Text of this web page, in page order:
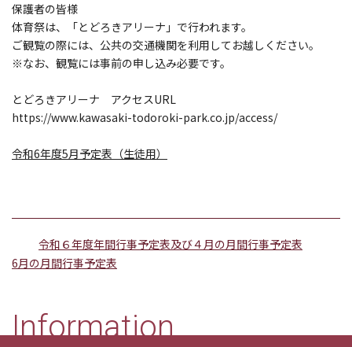
保護者の皆様
体育祭は、「とどろきアリーナ」で行われます。
ご観覧の際には、公共の交通機関を利用してお越しください。
※なお、観覧には事前の申し込み必要です。
とどろきアリーナ アクセスURL
https://www.kawasaki-todoroki-park.co.jp/access/
令和6年度5月予定表（生徒用）
令和６年度年間行事予定表及び４月の月間行事予定表
6月の月間行事予定表
Information